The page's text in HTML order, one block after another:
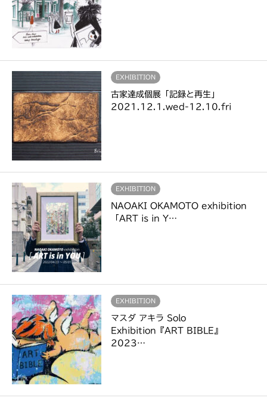
EXHIBITION
古家達成個展「記録と再生」
2021.12.1.wed-12.10.fri
EXHIBITION
NAOAKI OKAMOTO exhibition
「ART is in Y…
EXHIBITION
マスダ アキラ Solo
Exhibition『ART BIBLE』
2023…